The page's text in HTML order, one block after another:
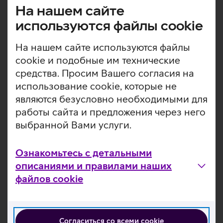
На нашем сайте
используются файлы cookie
На нашем сайте используются файлы
cookie и подобные им технические
средства. Просим Вашего согласия на
использование cookie, которые не
являются безусловно необходимыми для
работы сайта и предложения через него
выбранной Вами услуги.
Ознакомьтесь с детальными
описаниями и правилами наших
файлов cookie
Согласиться со всеми cookie
даже в темных кадрах.Разрешение Ultra HD 3840 ×
2160 пикселей, достойная технология коррекции
изображения и множество дополнительных
шедевром, способным подарить яркие эмоции.
Яркие и четкие цвета с графическим процессором
4K.
Motion Xcelerator обеспечивает четкость
движущегося изображения за счет того, что
телевизор автоматически оценивает и обновляет
кадры в соответствии с источниками контента.
регулирует контрасты, чтобы сделать
телевизионную картинку реалистичной и детальной.
Звук, следующий за объектом (OTS Lite), позволяет
Включайтесь в игру быстрее благодаря режиму Auto